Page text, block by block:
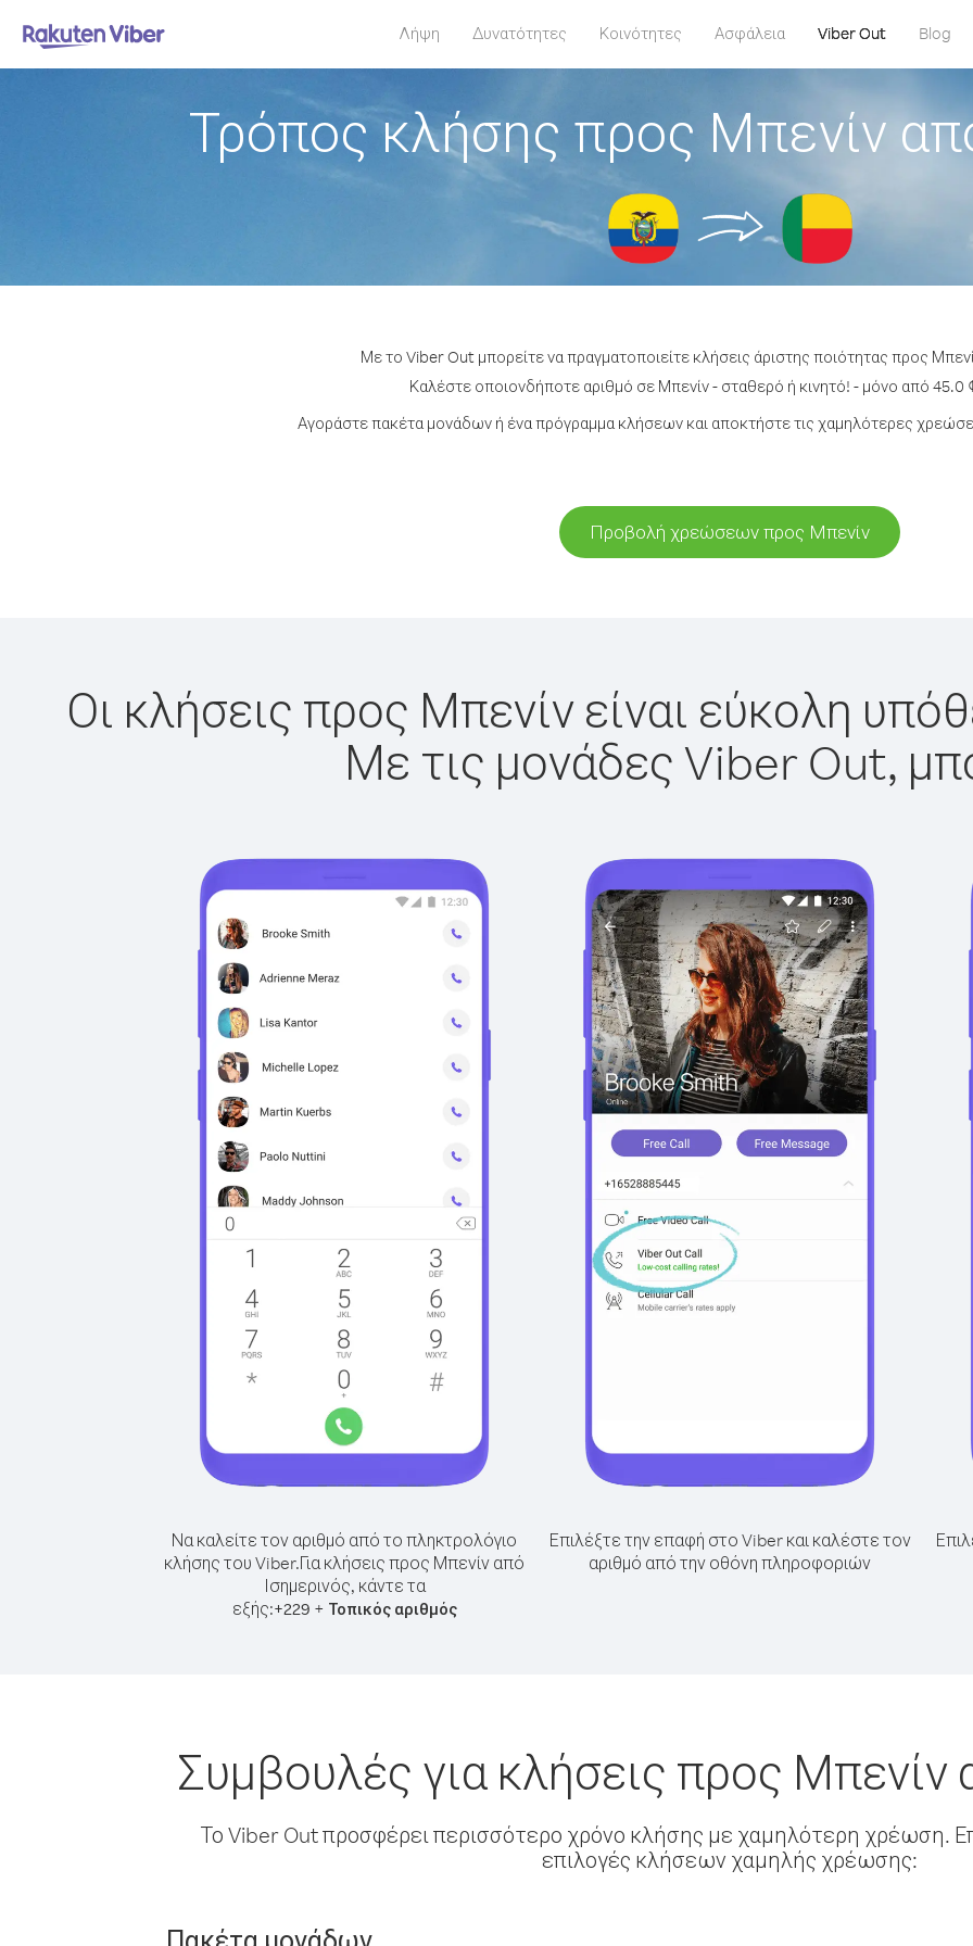
Λήψη Δυνατότητες Κοινότητες Ασφάλεια Viber Out Blog
Τρόπος κλήσης προς Μπενίν
Με το Viber Out μπορείτε να πραγματοποιείτε κλήσεις άριστης ποιότητας προς
Καλέστε οποιονδήποτε αριθμό σε Μπενίν - σταθερό ή κινητό! - μόνο από 45.0
Αγοράστε πακέτα μονάδων ή ένα πρόγραμμα κλήσεων και αποκτήστε τις χαμηλότερες
Προβολή χρεώσεων προς Μπενίν
Οι κλήσεις προς Μπενίν είναι εύκολη
Με τις μονάδες Viber Out,
Να καλείτε τον αριθμό από το πληκτρολόγιο
κλήσης του Viber.Για κλήσεις προς Μπενίν από
Ισημερινός, κάντε τα
εξής:+229 + Τοπικός αριθμός
Επιλέξτε την επαφή στο Viber και καλέστε τον
αριθμό από την οθόνη πληροφοριών
Συμβουλές για κλήσεις προς Μπενίν
Το Viber Out προσφέρει περισσότερο χρόνο κλήσης με χαμηλότερη χρέωση.
επιλογές κλήσεων χαμηλής χρέωσης: